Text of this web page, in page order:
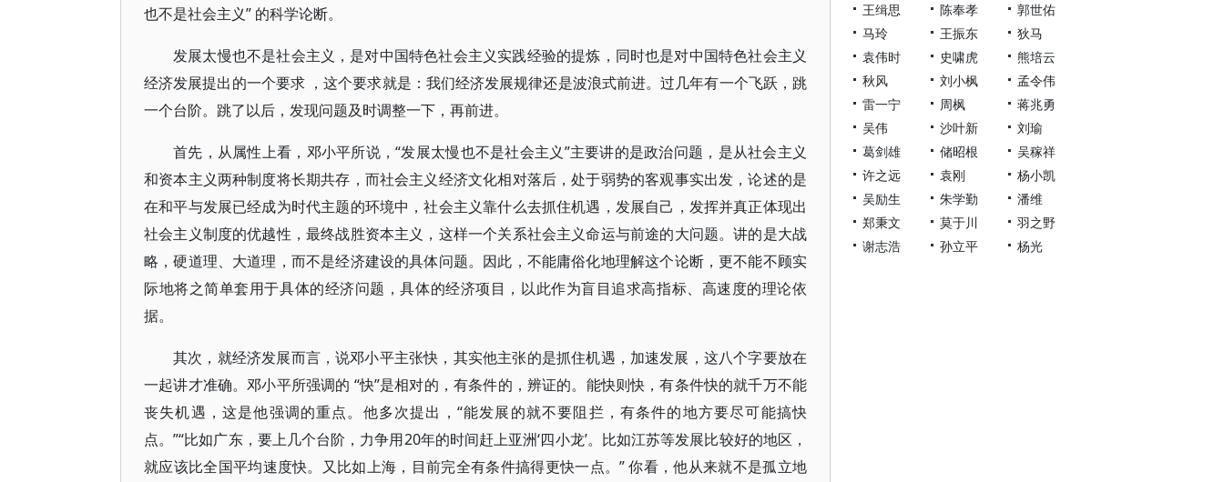
也不是社会主义” 的科学论断。
发展太慢也不是社会主义，是对中国特色社会主义实践经验的提炼，同时也是对中国特色社会主义
经济发展提出的一个要求 ，这个要求就是：我们经济发展规律还是波浪式前进。过几年有一个飞跃，跳
一个台阶。跳了以后，发现问题及时调整一下，再前进。
首先，从属性上看，邓小平所说，“发展太慢也不是社会主义”主要讲的是政治问题，是从社会主义
和资本主义两种制度将长期共存，而社会主义经济文化相对落后，处于弱势的客观事实出发，论述的是
在和平与发展已经成为时代主题的环境中，社会主义靠什么去抓住机遇，发展自己，发挥并真正体现出
社会主义制度的优越性，最终战胜资本主义，这样一个关系社会主义命运与前途的大问题。讲的是大战
略，硬道理、大道理，而不是经济建设的具体问题。因此，不能庸俗化地理解这个论断，更不能不顾实
际地将之简单套用于具体的经济问题，具体的经济项目，以此作为盲目追求高指标、高速度的理论依
据。
其次，就经济发展而言，说邓小平主张快，其实他主张的是抓住机遇，加速发展，这八个字要放在
一起讲才准确。邓小平所强调的 “快”是相对的，有条件的，辨证的。能快则快，有条件快的就千万不能
丧失机遇，这是他强调的重点。他多次提出，“能发展的就不要阻拦，有条件的地方要尽可能搞快
点。”“比如广东，要上几个台阶，力争用20年的时间赶上亚洲‘四小龙’。比如江苏等发展比较好的地区，
就应该比全国平均速度快。又比如上海，目前完全有条件搞得更快一点。” 你看，他从来就不是孤立地
王缉思
陈奉孝
郭世佑
马玲
王振东
狄马
袁伟时
史啸虎
熊培云
秋风
刘小枫
孟令伟
雷一宁
周枫
蒋兆勇
吴伟
沙叶新
刘瑜
葛剑雄
储昭根
吴稼祥
许之远
袁刚
杨小凯
吴励生
朱学勤
潘维
郑秉文
莫于川
羽之野
谢志浩
孙立平 杨光